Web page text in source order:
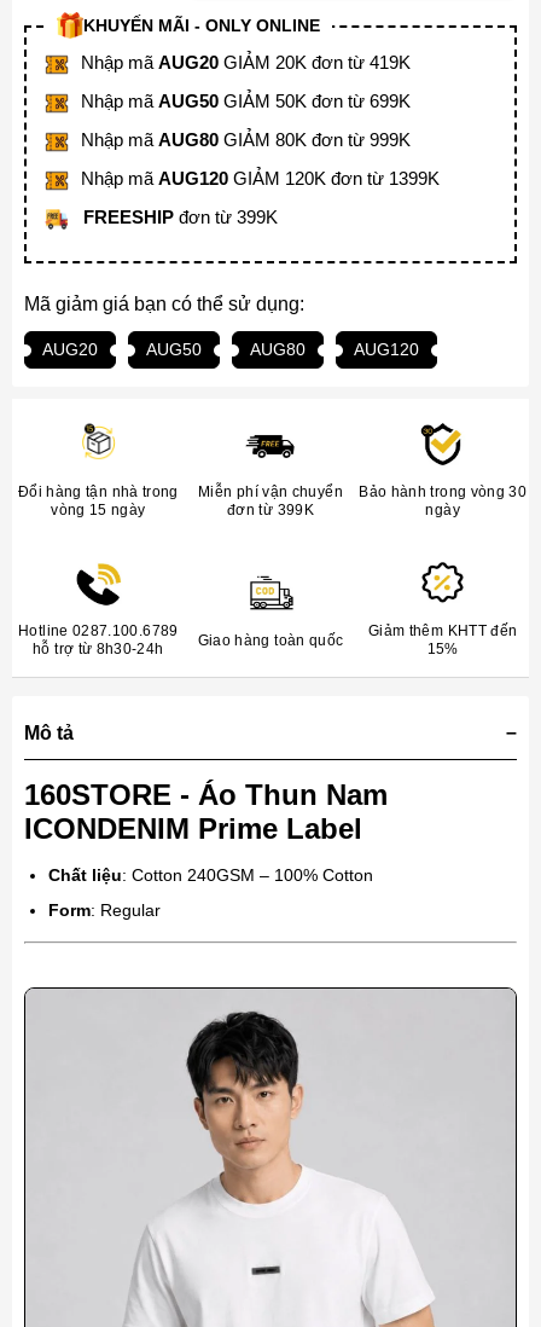
KHUYẾN MÃI - ONLY ONLINE
Nhập mãAUG20 GIẢM 20K đơn từ 419K
Nhập mãAUG50 GIẢM 50K đơn từ 699K
Nhập mãAUG80 GIẢM 80K đơn từ 999K
Nhập mãAUG120 GIẢM 120K đơn từ 1399K
FREESHIP đơn từ 399K
Mã giảm giá bạn có thể sử dụng:
AUG20 AUG50 AUG80 AUG120
Đổi hàng tận nhà trong
vòng 15 ngày
Miễn phí vận chuyển
đơn từ 399K
Bảo hành trong vòng 30
ngày
Hotline 0287.100.6789
hỗ trợ từ 8h30-24h
Giao hàng toàn quốc
Giảm thêm KHTT đến
15%
Mô tả
160STORE - Áo Thun Nam
ICONDENIM Prime Label
Chất liệu: Cotton 240GSM – 100% Cotton
Form: Regular